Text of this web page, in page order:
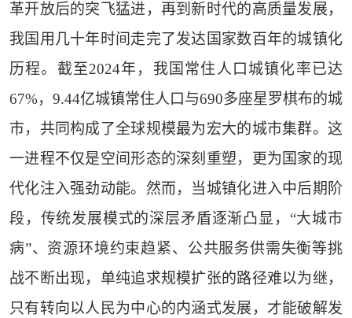
革开放后的突飞猛进，再到新时代的高质量发展，
我国用几十年时间走完了发达国家数百年的城镇化
历程。截至2024年，我国常住人口城镇化率已达
67%，9.44亿城镇常住人口与690多座星罗棋布的城
市，共同构成了全球规模最为宏大的城市集群。这
一进程不仅是空间形态的深刻重塑，更为国家的现
代化注入强劲动能。然而，当城镇化进入中后期阶
段，传统发展模式的深层矛盾逐渐凸显，“大城市
病”、资源环境约束趋紧、公共服务供需失衡等挑
战不断出现，单纯追求规模扩张的路径难以为继，
只有转向以人民为中心的内涵式发展，才能破解发